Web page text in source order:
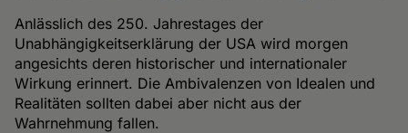
Anlässlich des 250. Jahrestages der
Unabhängigkeitserklärung der USA wird morgen
angesichts deren historischer und internationaler
Wirkung erinnert. Die Ambivalenzen von Idealen und
Realitäten sollten dabei aber nicht aus der
Wahrnehmung fallen.